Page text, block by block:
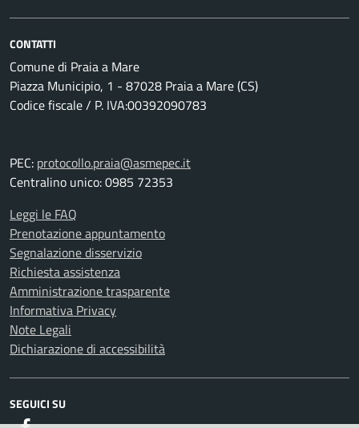
CONTATTI
Comune di Praia a Mare
Piazza Municipio, 1 - 87028 Praia a Mare (CS)
Codice fiscale / P. IVA:00392090783
PEC: protocollo.praia@asmepec.it
Centralino unico: 0985 72353
Leggi le FAQ
Prenotazione appuntamento
Segnalazione disservizio
Richiesta assistenza
Amministrazione trasparente
Informativa Privacy
Note Legali
Dichiarazione di accessibilità
SEGUICI SU